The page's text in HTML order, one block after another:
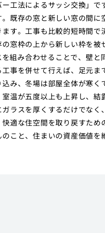
工法によるサッシ交換」で
既存の窓と新しい窓の間に
す。工事も比較的短時間で
窓枠の上から新しい枠を
組み合わせることで、壁と
事を併せて行えば、足元ま
み、冬場は部屋全体が寒く
温が五度以上も上昇し、
ラスを厚くするだけでな
適な住空間を取り戻すため
こと、住まいの資産価値を